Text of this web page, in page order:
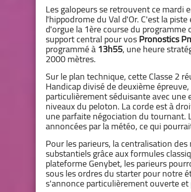
Les galopeurs se retrouvent ce mardi
l'hippodrome du Val d'Or. C'est la
d'orgue la 1ère course du
support central pour vosPronostics
programmé à13h55, une heure
2000 mètres.
Sur le plan technique, cette Classe 2
Handicap divisé de deuxième
particulièrement séduisante avec
niveaux du peloton. La corde est à
une parfaite négociation du tournant.
annoncées par la météo, ce qui
Pour les parieurs, la centralisation
substantiels grâce aux formules
plateforme Genybet, les parieurs
sous les ordres du starter pour notre
s'annonce particulièrement ouverte et